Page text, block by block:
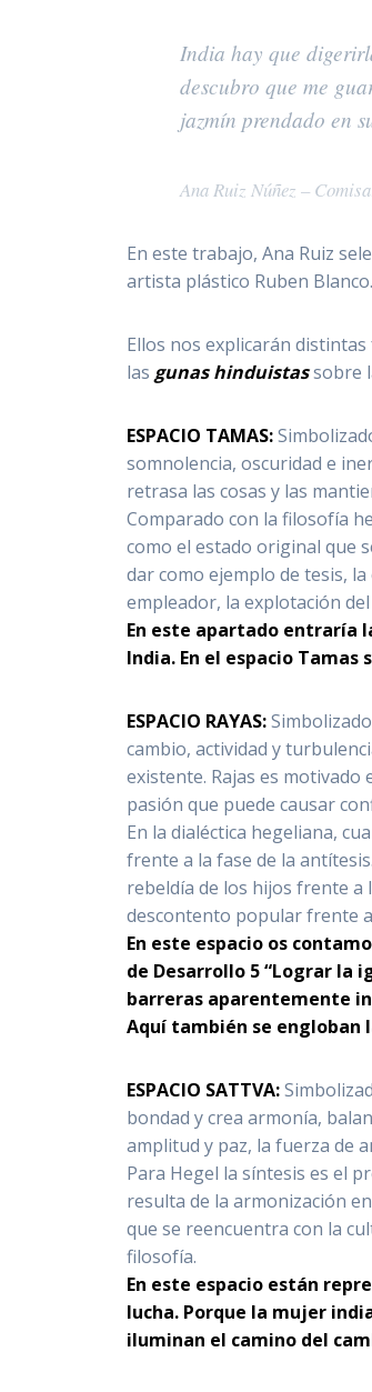
India hay que
descubro que me
jazmín prendado en
Ana Ruiz Núñez –
En este trabajo, Ana Ruiz
artista plástico Ruben Blanco.
Ellos nos explicarán
las gunas hinduistassobre
ESPACIO TAMAS:
somnolencia, oscuridad e
retrasa las cosas y las
Comparado con la filosofía
como el estado original que
dar como ejemplo de tesis,
empleador, la explotación
En este apartado entraría
India. En el espacio Tamas
ESPACIO RAYAS:
cambio, actividad y
existente. Rajas es motivado
pasión que puede causar
En la dialéctica hegeliana,
frente a la fase de la
rebeldía de los hijos frente a
descontento popular frente
En este espacio os
de Desarrollo 5 “Lograr la
barreras aparentemente
Aquí también se engloban
ESPACIO SATTVA:
bondad y crea armonía,
amplitud y paz, la fuerza de
Para Hegel la síntesis es el
resulta de la armonización
que se reencuentra con la
filosofía.
En este espacio están
lucha. Porque la mujer
iluminan el camino del